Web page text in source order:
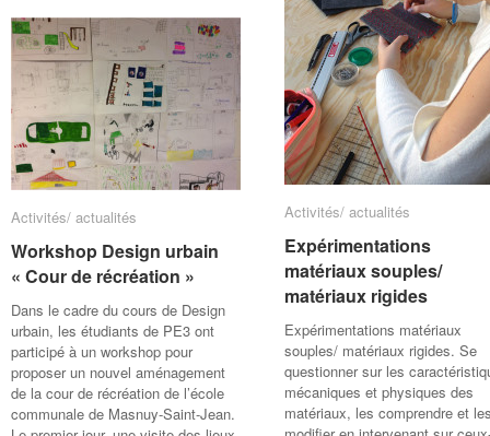
Jadoul
et
Dacryl®
Jadoul
et
Dacryl®
Activités/ actualités
Expérimentations
matériaux souples/
matériaux rigides
Expérimentations matériaux
souples/ matériaux rigides. Se
questionner sur les
mécaniques et physiques des
matériaux, les comprendre et
Activités/ actualités
Expérimentations
matériaux souples/
matériaux rigides
Activités/ actualités
Workshop Design urbain
« Cour de récréation »
Dans le cadre du cours de Design
urbain, les étudiants de PE3 ont
participé à un workshop pour
proposer un nouvel aménagement
de la cour de récréation de l’école
communale de Masnuy-Saint-Jean.
Activités/ actualités
Workshop Design urbain
« Cour de récréation »